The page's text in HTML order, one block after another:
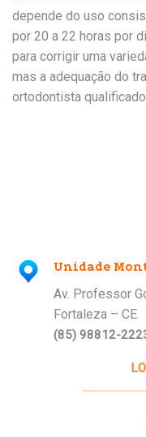
depende do uso
por 20 a 22 horas por
para corrigir uma
mas a adequação do
ortodontista qualificado.
Unidade
Av. Professor
Fortaleza – CE
(85) 98812-